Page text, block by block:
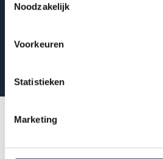
Noodzakelijk
Voorkeuren
Statistieken
Marketing